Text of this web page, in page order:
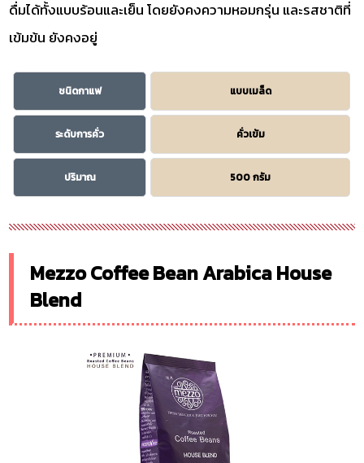
ดื่มได้ทั้งแบบร้อนและเย็น โดยยังคงความหอมกรุ่น และรสชาติที่
เข้มข้น ยังคงอยู่
ชนิดกาแฟ แบบเมล็ด
ระดับการคั่ว คั่วเข้ม
ปริมาณ 500 กรัม
Mezzo Coffee Bean Arabica House
Blend